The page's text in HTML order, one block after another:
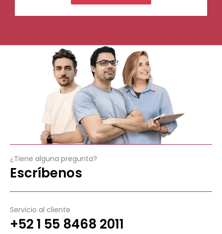
Servicio al cliente
+52 1 55 8468 2011
¿Tiene alguna pregunta?
Escríbenos